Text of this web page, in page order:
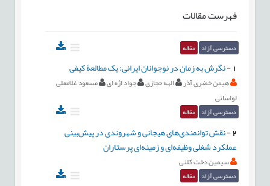
فهرست مقالات
دسترسی آزاد مقاله
-نگرش به زمان در نوجوانان ایرانی: یک مطالعۀ کیفی
هیمن خضری آذر الهه حجازی جواد اژه ای
مسعود غلامعلی
لواسانی
دسترسی آزاد مقاله
2
-نقش توانمندی‌های هیجانی و شهروندی در پیش‌بینی
عملکرد شغلی وظیفه‌ای و زمینه‌ای پرستاران
سیمین دخت کلنی
دسترسی آزاد مقاله